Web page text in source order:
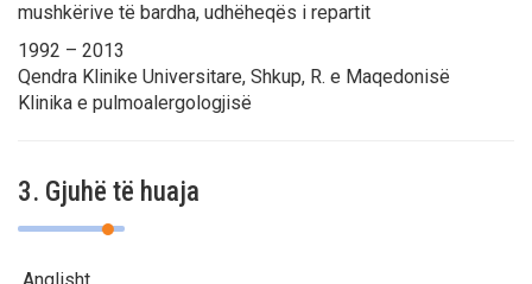
mushkërive të bardha, udhëheqës i repartit
1992 – 2013
Qendra Klinike Universitare, Shkup, R. e Maqedonisë
Klinika e pulmoalergologjisë
3. Gjuhë të huaja